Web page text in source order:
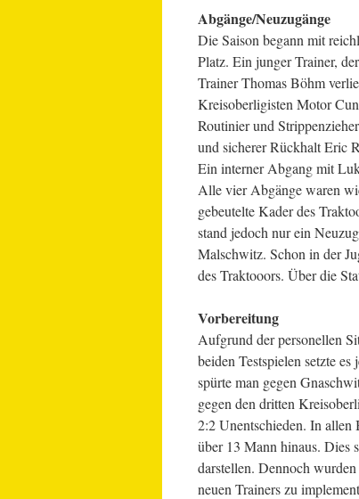
Abgänge/Neuzugänge
Die Saison begann mit
Platz. Ein junger Trainer,
Trainer Thomas Böhm
Kreisoberligisten Motor
Routinier und
und sicherer Rückhalt Eric
Ein interner Abgang mit
Alle vier Abgänge waren
gebeutelte Kader des
stand jedoch nur ein
Malschwitz. Schon in der
des Traktooors. Über die
Vorbereitung
Aufgrund der personellen
beiden Testspielen setzte
spürte man gegen
gegen den dritten
2:2 Unentschieden. In allen
über 13 Mann hinaus. Dies
darstellen. Dennoch
neuen Trainers zu